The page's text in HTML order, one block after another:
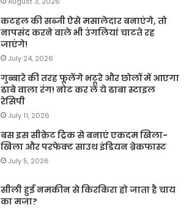
कटहल की सब्जी ऐसे मसालेदार बनाएंगे, तो
नापसंद करने वाले भी उंगलियां चाटते रह
जाएंगे!
July 24, 2026
गुब्बारे की तरह फूलेंगे भटूरे और छोलों में आएगा
ढाबे वाला रंग! नोट कर लें ये ढाबा स्टाइल
रेसिपी
July 11, 2026
बस इस सीक्रेट ट्रिक से बनाएं एकदम खिला-
खिला और परफेक्ट साउथ इंडियन ब्रेकफास्ट
July 5, 2026
सीली हुई नमकीन से किरकिरा हो जाता है चाय
का मजा?